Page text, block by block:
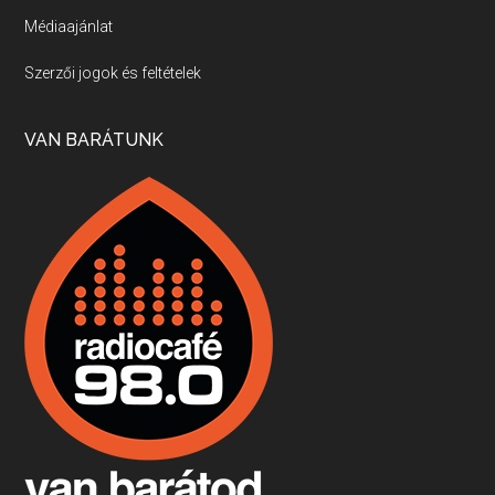
Villány, kékfrankos, Jackfall
Apr 17, 2026 • 00:35:38
Boston, teadélután, bab és homár
Apr 9, 2026 • 00:37:17
Fermentáljunk, a testünk meghálálja!
Apr 3, 2026 • 00:36:07
Médiaajánlat
Szerzői jogok és feltételek
VAN BARÁTUNK